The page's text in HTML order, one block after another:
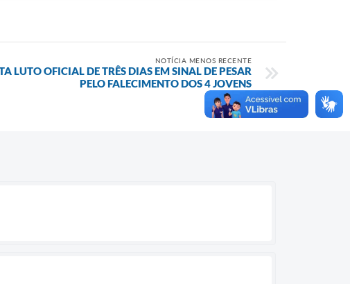
NOTÍCIA MENOS RECENTE
LUTO OFICIAL DE TRÊS DIAS EM SINAL DE PESAR
PELO FALECIMENTO DOS 4 JOVENS